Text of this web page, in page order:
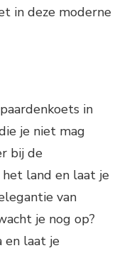
in deze moderne
in
je niet mag
bij de
land en laat je
van
je nog op?
en laat je